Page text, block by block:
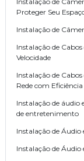
Proteger Seu
Instalação de
Instalação de
Velocidade
Instalação de
Rede com Eficiência
Instalação de
de entretenimento
Instalação de
Instalação de Áudio